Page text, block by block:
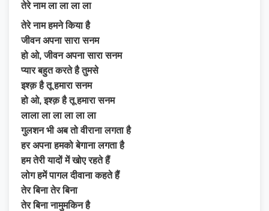
तेरे नाम ला ला ला ला
तेरे नाम हमने किया है
जीवन अपना सारा सनम
हो ओ, जीवन अपना सारा सनम
प्यार बहुत करते है तुमसे
इश्क़ है तू हमारा सनम
हो ओ, इश्क़ है तू हमारा सनम
लाला ला ला ला ला ला
गुलशन भी अब तो वीराना लगता है
हर अपना हमको बेगाना लगता है
हम तेरी यादों में खोए रहते हैं
लोग हमें पागल दीवाना कहते हैं
तेर बिना तेर बिना
तेर बिना नामुमकिन है